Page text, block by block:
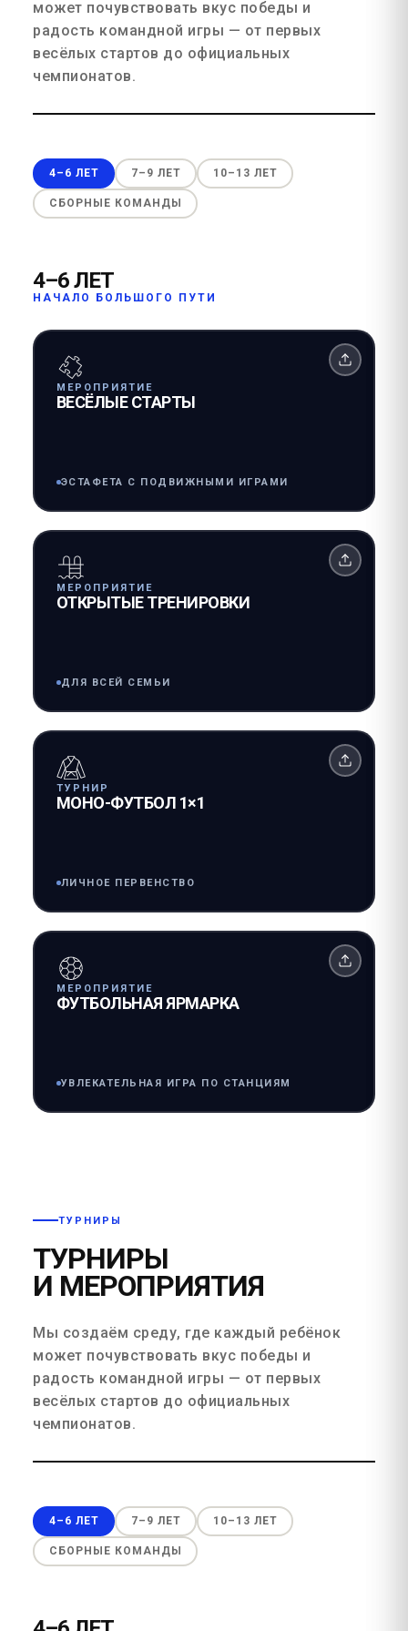
может почувствовать вкус победы и
радость командной игры — от первых
весёлых стартов до официальных
чемпионатов.
4–6 ЛЕТ 7–9 ЛЕТ 10–13 ЛЕТ
СБОРНЫЕ КОМАНДЫ
4–6 ЛЕТ
НАЧАЛО БОЛЬШОГО ПУТИ
МЕРОПРИЯТИЕ
ВЕСЁЛЫЕ СТАРТЫ
ЭСТАФЕТА С ПОДВИЖНЫМИ ИГРАМИ
МЕРОПРИЯТИЕ
ОТКРЫТЫЕ ТРЕНИРОВКИ
ДЛЯ ВСЕЙ СЕМЬИ
ТУРНИР
МОНО-ФУТБОЛ 1×1
ЛИЧНОЕ ПЕРВЕНСТВО
МЕРОПРИЯТИЕ
ФУТБОЛЬНАЯ ЯРМАРКА
УВЛЕКАТЕЛЬНАЯ ИГРА ПО СТАНЦИЯМ
ТУРНИРЫ
ТУРНИРЫ
И МЕРОПРИЯТИЯ
Мы создаём среду, где каждый ребёнок
может почувствовать вкус победы и
радость командной игры — от первых
весёлых стартов до официальных
чемпионатов.
4–6 ЛЕТ 7–9 ЛЕТ 10–13 ЛЕТ
СБОРНЫЕ КОМАНДЫ